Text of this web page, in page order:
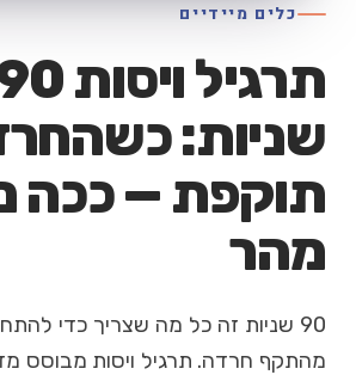
כלים מיידיים
תרגיל
שניות:
תוקפת — ככה
מהר
90 שניות זה כל מה שצריך כדי
מהתקף חרדה. תרגיל ויסות מבוסס